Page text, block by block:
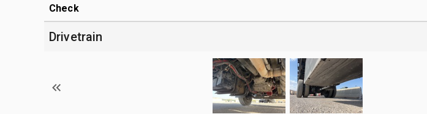
Check
Drivetrain